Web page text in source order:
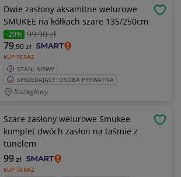
Dwie zasłony aksamitne welurowe
SMUKEE na kółkach szare 135/250cm
-20% 99,90 zł
KUP TERAZ
79,90zł
STAN: NOWY
SPRZEDAJĄCY: OSOBA PRYWATNA
Koziegłowy
Szare zasłony welurowe Smukee
komplet dwóch zasłon na taśmie z
tunelem
KUP TERAZ
99zł